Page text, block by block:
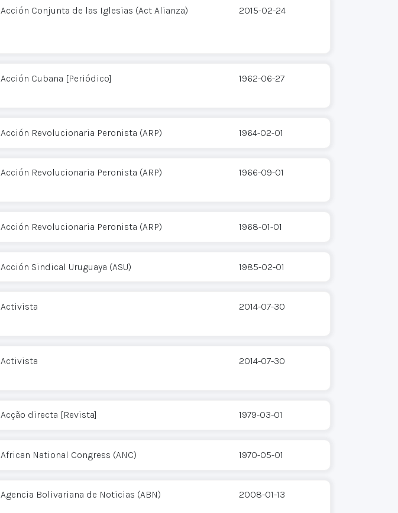
Acción Conjunta de las Iglesias (Act Alianza) 2015-02-24
Acción Cubana [Periódico] 1962-06-27
Acción Revolucionaria Peronista (ARP) 1964-02-01
Acción Revolucionaria Peronista (ARP) 1966-09-01
Acción Revolucionaria Peronista (ARP) 1968-01-01
Acción Sindical Uruguaya (ASU) 1985-02-01
Activista 2014-07-30
Activista 2014-07-30
Acção directa [Revista] 1979-03-01
African National Congress (ANC) 1970-05-01
Agencia Bolivariana de Noticias (ABN) 2008-01-13